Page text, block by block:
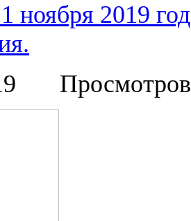
ноября 2019